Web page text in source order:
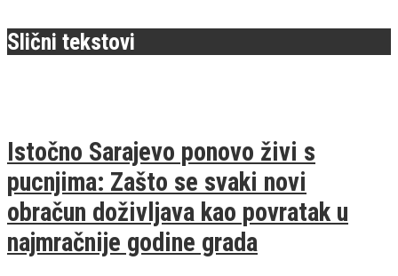
Slični tekstovi
Istočno Sarajevo ponovo živi s
pucnjima: Zašto se svaki novi
obračun doživljava kao povratak u
najmračnije godine grada